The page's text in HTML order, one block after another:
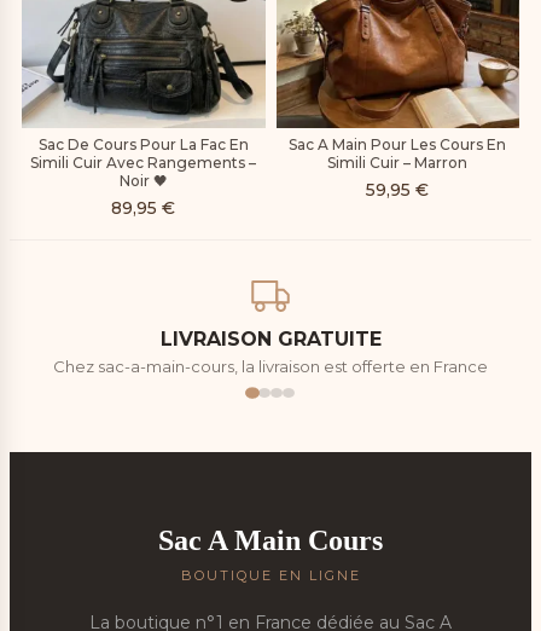
Sac De Cours Pour La Fac En
Simili Cuir Avec Rangements –
Noir 🖤
89,95€
Sac A Main Pour Les Cours En
Simili Cuir – Marron
59,95€
LIVRAISON GRATUITE
Chez sac-a-main-cours, la livraison est offerte en France
Sac A Main Cours
BOUTIQUE EN LIGNE
La boutique n°1 en France dédiée au Sac A